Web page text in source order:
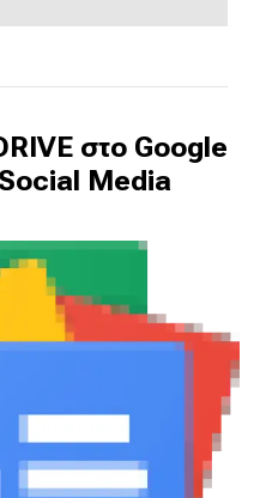
στο Google
Media